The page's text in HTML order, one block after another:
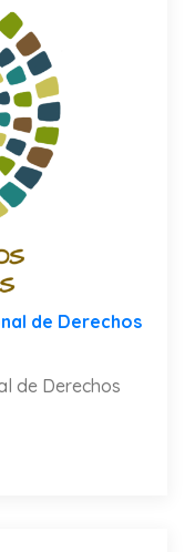
de Derechos
de Derechos